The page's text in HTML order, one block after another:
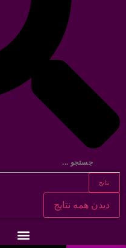
نتایج
دیدن همه نتایج